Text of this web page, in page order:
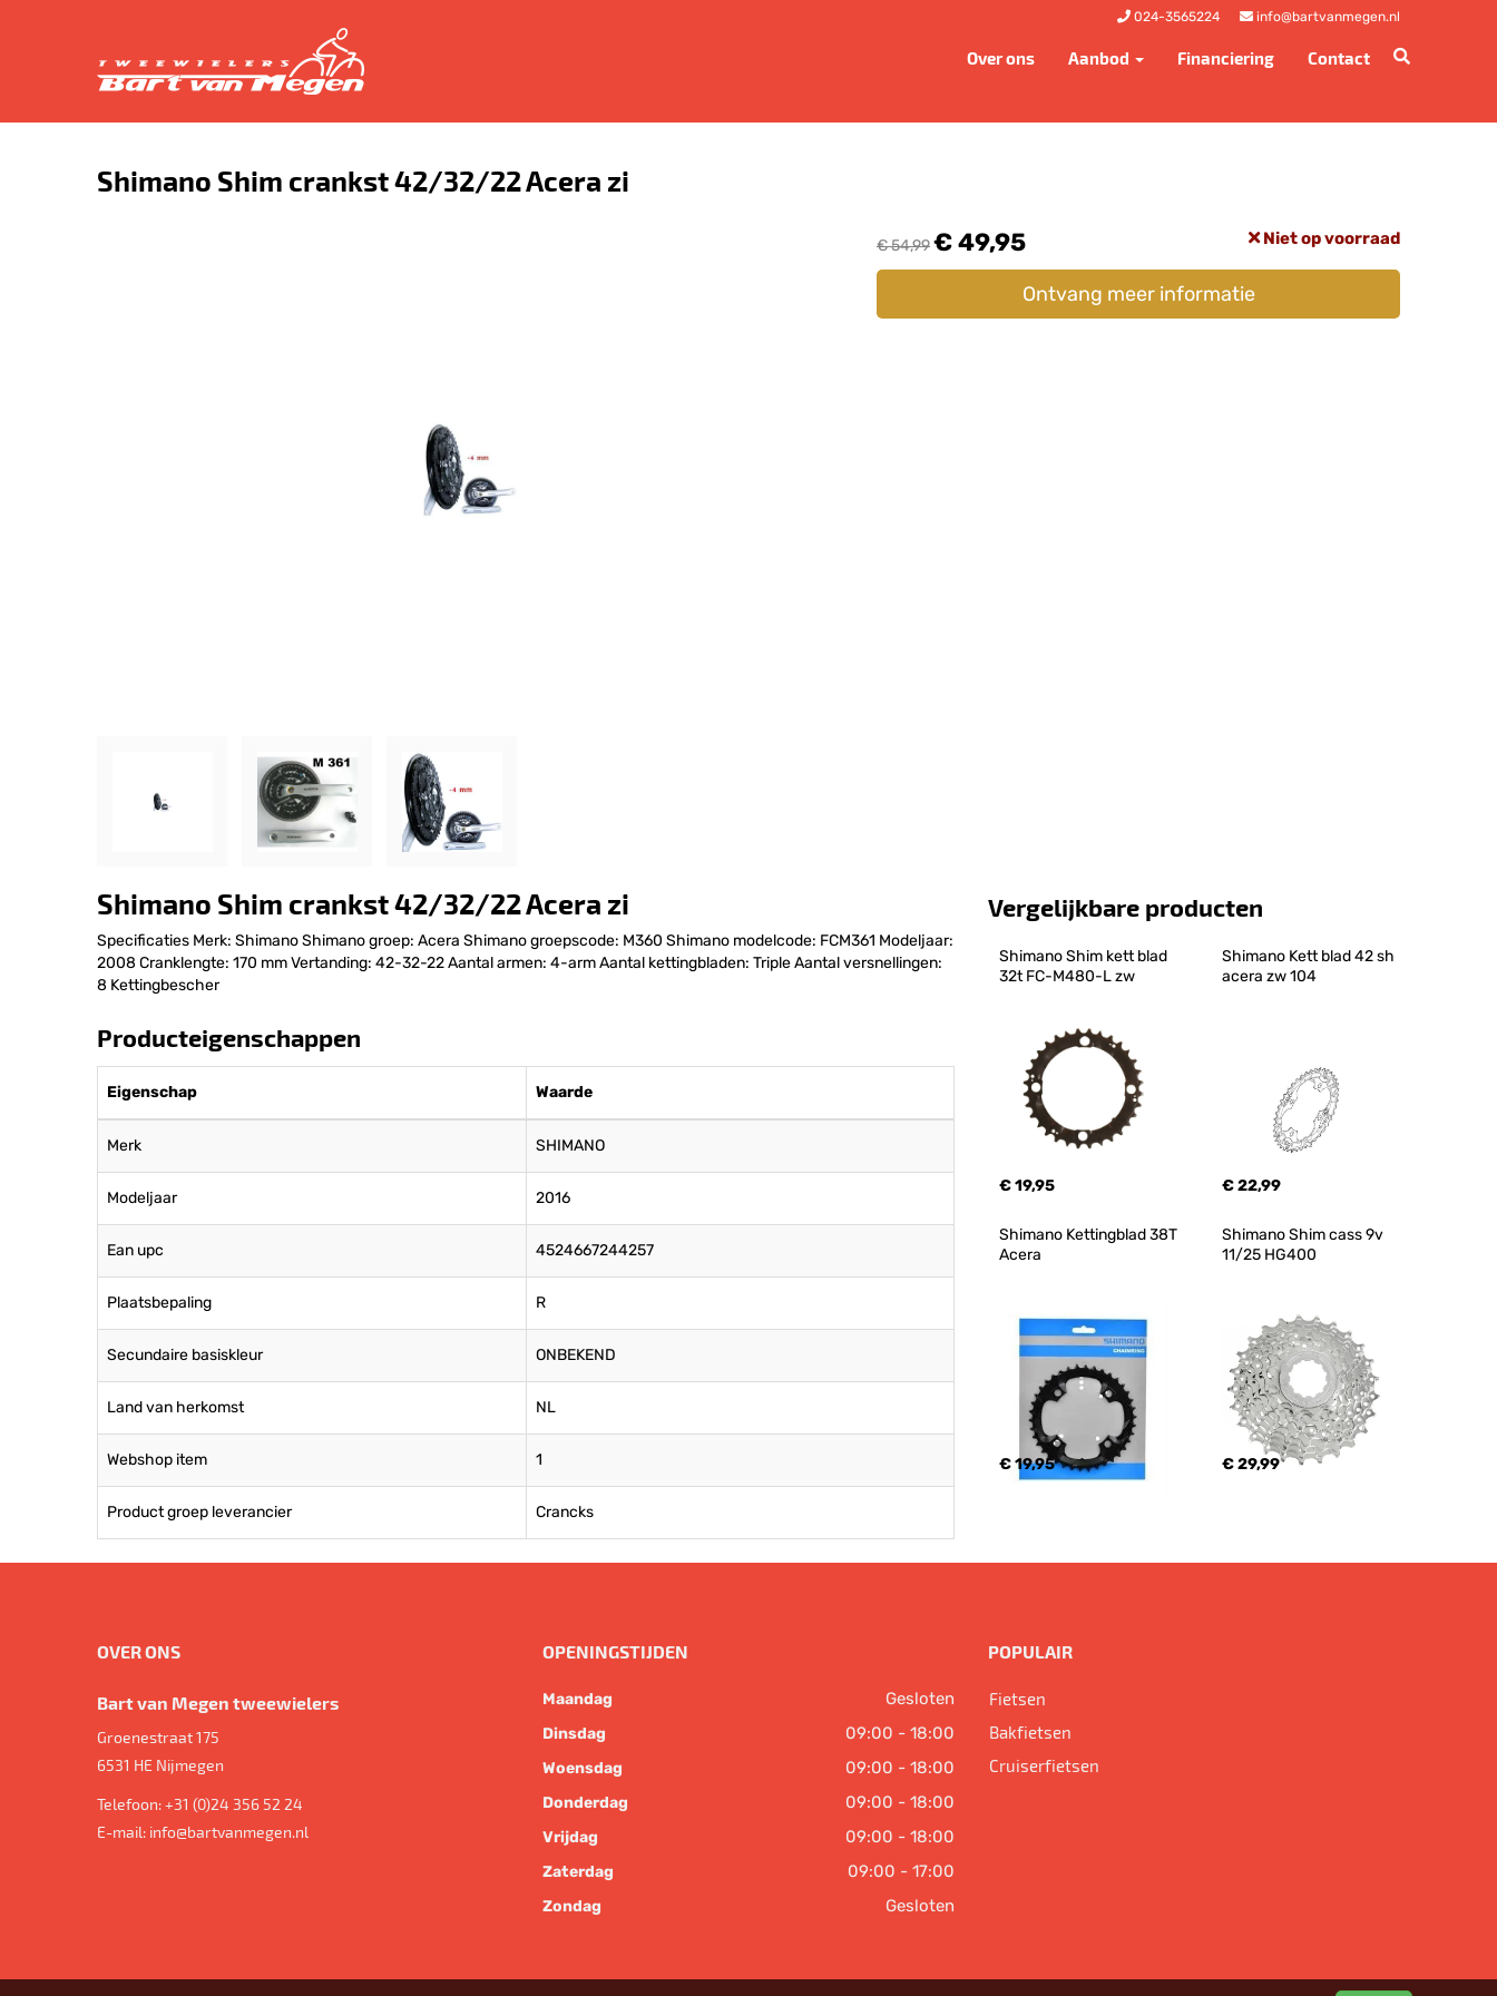
024-3565224 info@bartvanmegen.nl
Over ons Aanbod Financiering Contact
Shimano Shim crankst 42/32/22 Acera zi
€ 54,99€ 49,95 Niet op voorraad
Ontvang meer informatie
Shimano Shim crankst 42/32/22 Acera zi
Specificaties Merk: Shimano Shimano groep: Acera Shimano groepscode: M360 Shimano modelcode: FCM361 Modeljaar:
2008 Cranklengte: 170 mm Vertanding: 42-32-22 Aantal armen: 4-arm Aantal kettingbladen: Triple Aantal versnellingen:
8 Kettingbescher
Producteigenschappen
Eigenschap Waarde
Merk SHIMANO
Modeljaar 2016
Ean upc 4524667244257
Plaatsbepaling R
Secundaire basiskleur ONBEKEND
Land van herkomst NL
Webshop item 1
Product groep leverancier Crancks
Vergelijkbare producten
Shimano Shim kett blad
32t FC-M480-L zw
€ 19,95
Shimano Kett blad 42 sh
acera zw 104
€ 22,99
Shimano Kettingblad 38T
Acera
€ 19,95
Shimano Shim cass 9v
11/25 HG400
€ 29,99
OVER ONS
Bart van Megen tweewielers
Groenestraat 175
6531 HE Nijmegen
Telefoon:+31 (0)24 356 52 24
E-mail: info@bartvanmegen.nl
OPENINGSTIJDEN
Maandag Gesloten
Dinsdag 09:00 - 18:00
Woensdag 09:00 - 18:00
Donderdag 09:00 - 18:00
Vrijdag 09:00 - 18:00
Zaterdag 09:00 - 17:00
Zondag Gesloten
POPULAIR
Fietsen
Bakfietsen
Cruiserfietsen